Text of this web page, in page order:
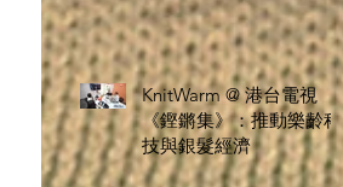
KnitWarm @ 港台電視
《鏗鏘集》：推動樂齡科
技與銀髮經濟